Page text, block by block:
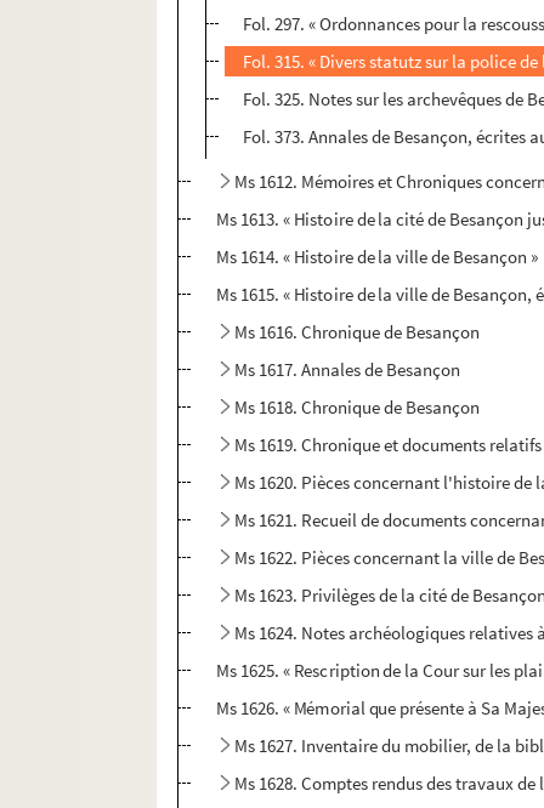
Fol. 297. « Ordonnances pour la
Fol. 315. « Divers statutz sur la police
Fol. 325. Notes sur les archevêques de
Fol. 373. Annales de Besançon, écrites
Ms 1612. Mémoires et Chroniques
Ms 1613. « Histoire de la cité de Besançon
Ms 1614. « Histoire de la ville de Besançon »
Ms 1615. « Histoire de la ville de
Ms 1616. Chronique de Besançon
Ms 1617. Annales de Besançon
Ms 1618. Chronique de Besançon
Ms 1619. Chronique et documents
Ms 1620. Pièces concernant l'histoire de
Ms 1621. Recueil de documents
Ms 1622. Pièces concernant la ville de
Ms 1623. Privilèges de la cité de
Ms 1624. Notes archéologiques relatives
Ms 1625. « Rescription de la Cour sur les
Ms 1626. « Mémorial que présente à Sa
Ms 1627. Inventaire du mobilier, de la
Ms 1628. Comptes rendus des travaux